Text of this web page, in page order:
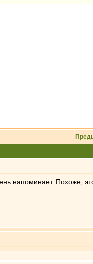
напоминает. Похоже,